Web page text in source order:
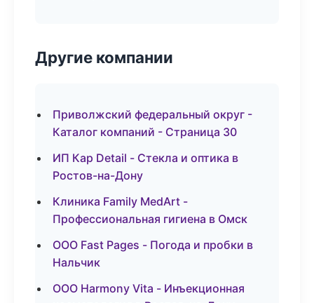
Другие компании
Приволжский федеральный округ -
Каталог компаний - Страница 30
ИП Кар Detail - Стекла и оптика в
Ростов-на-Дону
Клиника Family MedArt -
Профессиональная гигиена в Омск
ООО Fast Pages - Погода и пробки в
Нальчик
ООО Harmony Vita - Инъекционная